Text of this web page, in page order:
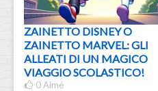
ZAINETTO DISNEY O
ZAINETTO MARVEL: GLI
ALLEATI DI UN MAGICO
VIAGGIO SCOLASTICO!
0Aimé